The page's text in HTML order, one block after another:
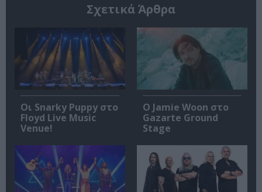
Σχετικά Άρθρα
Οι Snarky Puppy στο
Floyd Live Music
Venue!
Ο Jamie Woon στο
Gazarte Ground
Stage